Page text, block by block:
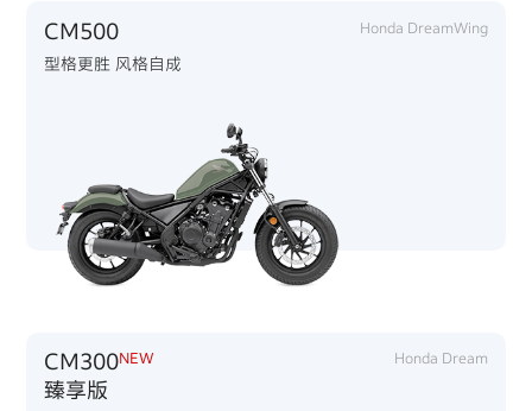
CM500 Honda DreamWing
型格更胜 风格自成
CM300
臻享版
NEW Honda Dream